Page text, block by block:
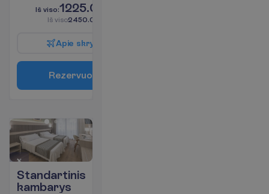
Iš viso:1225.00
Iš viso2450.00
Apie skry
Rezervuo
Standartinis
kambarys